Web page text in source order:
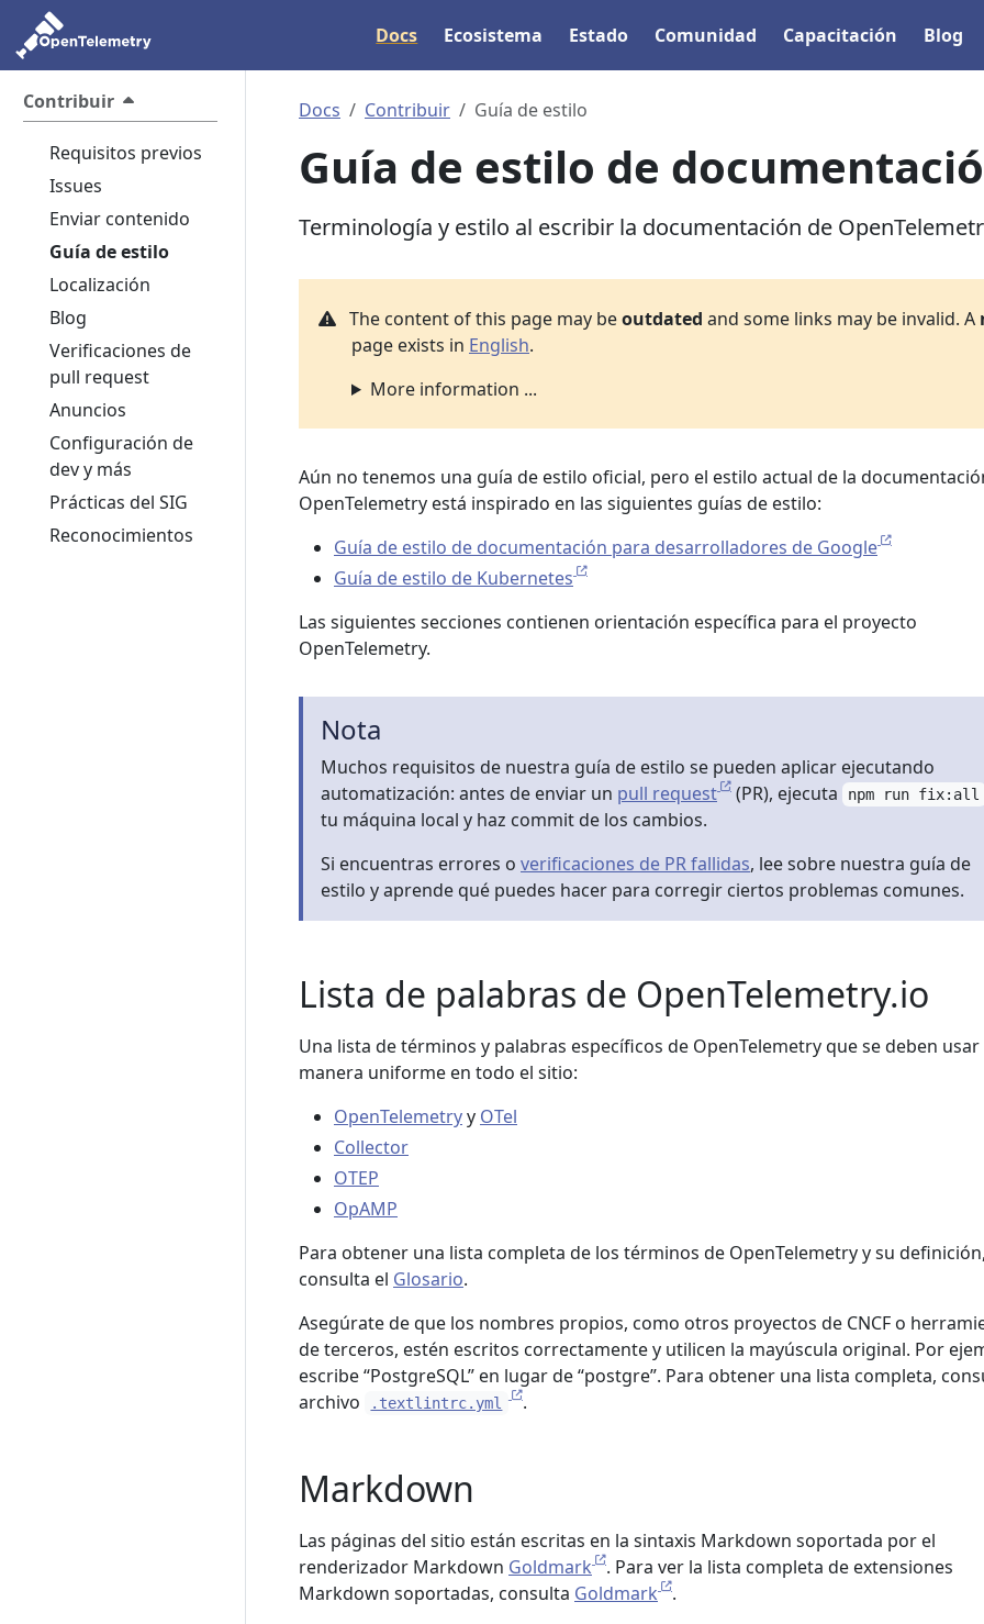
Docs Ecosistema Estado Comunidad Capacitación Blog
Contribuir
Requisitos previos
Issues
Enviar contenido
Guía de estilo
Localización
Blog
Verificaciones de
pull request
Anuncios
Configuración de
dev y más
Prácticas del SIG
Reconocimientos
Docs Contribuir Guía de estilo
Guía de estilo de
Terminología y estilo al escribir la documentación de
The content of this page may beoutdated and some links may be invalid. A
page exists in English.
More information ...
Aún no tenemos una guía de estilo oficial, pero el estilo actual de la
OpenTelemetry está inspirado en las siguientes guías de estilo:
Guía de estilo de documentación para desarrolladores de Google
Guía de estilo de Kubernetes
Las siguientes secciones contienen orientación específica para el proyecto
OpenTelemetry.
Nota
Muchos requisitos de nuestra guía de estilo se pueden aplicar ejecutando
automatización: antes de enviar un pull request (PR), ejecuta npm run fix:all
tu máquina local y haz commit de los cambios.
Si encuentras errores o verificaciones de PR fallidas, lee sobre nuestra guía de
estilo y aprende qué puedes hacer para corregir ciertos problemas comunes.
Lista de palabras de OpenTelemetry.io
Una lista de términos y palabras específicos de OpenTelemetry que se deben usar
manera uniforme en todo el sitio:
OpenTelemetryy OTel
Collector
OTEP
OpAMP
Para obtener una lista completa de los términos de OpenTelemetry y su
consulta el Glosario.
Asegúrate de que los nombres propios, como otros proyectos de CNCF o
de terceros, estén escritos correctamente y utilicen la mayúscula original. Por
escribe “PostgreSQL” en lugar de “postgre”. Para obtener una lista completa,
archivo
.textlintrc.yml .
Markdown
Las páginas del sitio están escritas en la sintaxis Markdown soportada por el
renderizador Markdown Goldmark
. Para ver la lista completa de extensiones
Markdown soportadas, consulta Goldmark
.